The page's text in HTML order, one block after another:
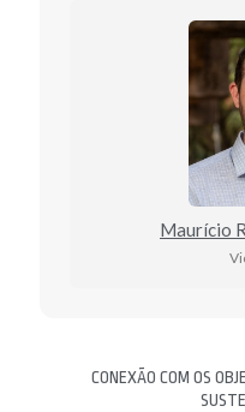
Maurício
CONEXÃO COM OS